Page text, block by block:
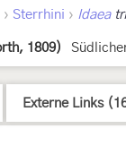
› Sterrhini › Idaea
1809)
Externe Links